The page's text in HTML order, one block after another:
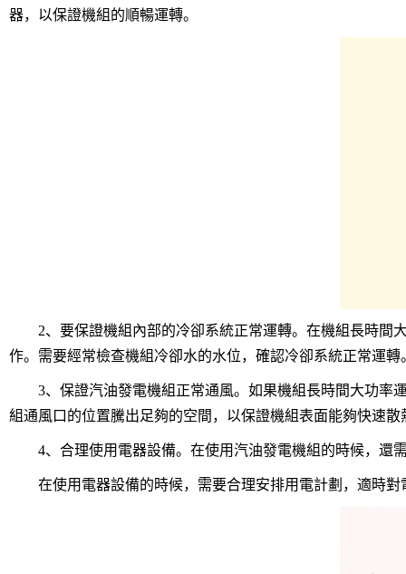
器，以保證機組的順暢運轉。
2、要保證機組內部的冷卻系統正常運轉。在機組長時間
作。需要經常檢查機組冷卻水的水位，確認冷卻系統正常運轉
3、保證汽油發電機組正常通風。如果機組長時間大功率
組通風口的位置騰出足夠的空間，以保證機組表面能夠快速散
4、合理使用電器設備。在使用汽油發電機組的時候，還
在使用電器設備的時候，需要合理安排用電計劃，適時對